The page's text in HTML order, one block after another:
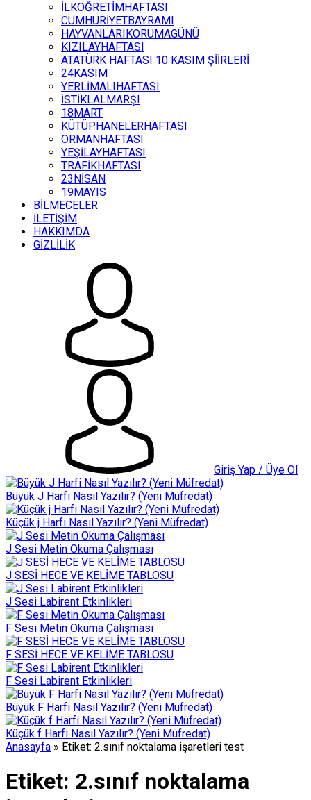
İLKÖĞRETİMHAFTASI
CUMHURİYETBAYRAMI
HAYVANLARIKORUMAGÜNÜ
KIZILAYHAFTASI
ATATÜRK HAFTASI 10 KASIM ŞİİRLERİ
24KASIM
YERLİMALIHAFTASI
İSTİKLALMARŞI
18MART
KÜTÜPHANELERHAFTASI
ORMANHAFTASI
YEŞİLAYHAFTASI
TRAFİKHAFTASI
23NİSAN
19MAYIS
BİLMECELER
İLETİŞİM
HAKKIMDA
GİZLİLİK
Giriş Yap / Üye Ol
Büyük J Harfi Nasıl Yazılır? (Yeni Müfredat)
Küçük j Harfi Nasıl Yazılır? (Yeni Müfredat)
J Sesi Metin Okuma Çalışması
J SESİ HECE VE KELİME TABLOSU
J Sesi Labirent Etkinlikleri
F Sesi Metin Okuma Çalışması
F SESİ HECE VE KELİME TABLOSU
F Sesi Labirent Etkinlikleri
Büyük F Harfi Nasıl Yazılır? (Yeni Müfredat)
Küçük f Harfi Nasıl Yazılır? (Yeni Müfredat)
Anasayfa » Etiket: 2.sınıf noktalama işaretleri test
Etiket: 2.sınıf noktalama